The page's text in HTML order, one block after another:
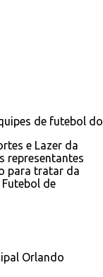
de futebol
e Lazer da
representantes
para tratar da
de
Orlando